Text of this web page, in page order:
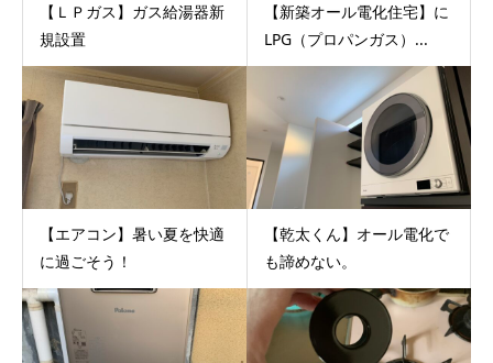
【ＬＰガス】ガス給湯器新
規設置
【新築オール電化住宅】に
LPG（プロパンガス）...
【エアコン】暑い夏を快適
に過ごそう！
【乾太くん】オール電化で
も諦めない。